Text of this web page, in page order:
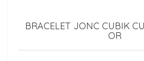
BRACELET JONC CUBIK
OR